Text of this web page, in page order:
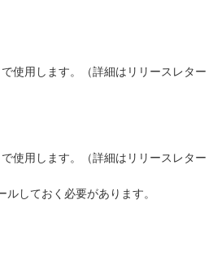
使用します。（詳細はリリースレター
使用します。（詳細はリリースレター
しておく必要があります。